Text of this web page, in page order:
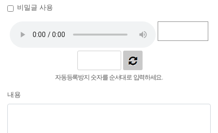
비밀글 사용
자동등록방지 숫자를 순서대로 입력하세요.
내용